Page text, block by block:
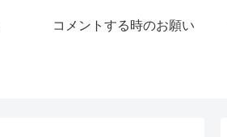
コメントする時のお願い